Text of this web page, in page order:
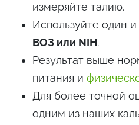
измеряйте талию.
Используйте один
ВОЗ или NIH.
Результат выше
питания и
Для более точной
одним из наших